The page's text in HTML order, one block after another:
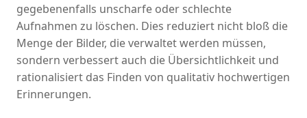
gegebenenfalls unscharfe oder schlechte
Aufnahmen zu löschen. Dies reduziert nicht bloß die
Menge der Bilder, die verwaltet werden müssen,
sondern verbessert auch die Übersichtlichkeit und
rationalisiert das Finden von qualitativ hochwertigen
Erinnerungen.